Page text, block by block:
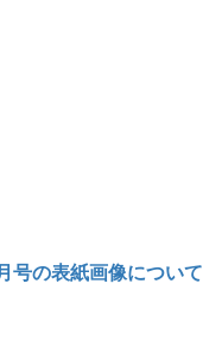
号の表紙画像について